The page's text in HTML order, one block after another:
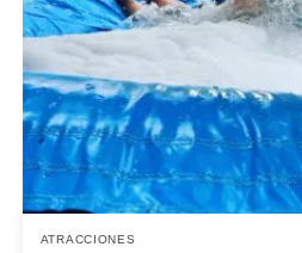
ATRACCIONES